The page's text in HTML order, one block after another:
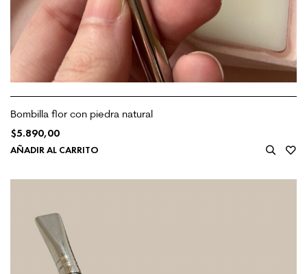
Bombilla flor con piedra natural
$5.890,00
AÑADIR AL CARRITO